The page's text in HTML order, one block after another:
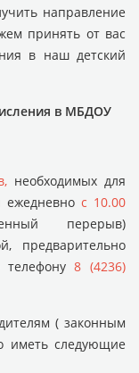
направление
принять от вас
в наш детский
в МБДОУ
необходимых для
ежедневнос 10.00
перерыв)
предварительно
телефону8 (4236)
( законным
иметь следующие